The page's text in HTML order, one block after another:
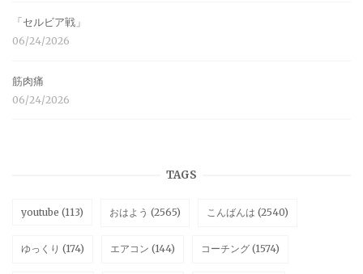
「セルビア戦」
06/24/2026
筋肉痛
06/24/2026
TAGS
youtube (113) おはよう (2565) こんばんは (2540)
ゆっくり (174) エアコン (144) コーチング (1574)